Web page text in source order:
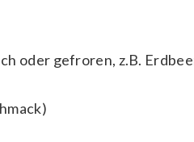
oder gefroren, z.B.